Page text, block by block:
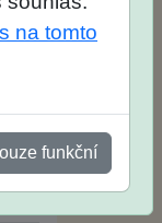
na tomto
funkční